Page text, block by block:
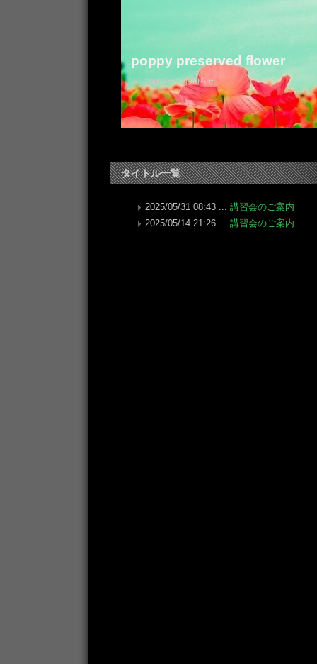
poppy preserved flower
poppy からお知らせ
タイトル一覧
2025/05/31 08:43 ... 講習会のご案内
2025/05/14 21:26 ... 講習会のご案内